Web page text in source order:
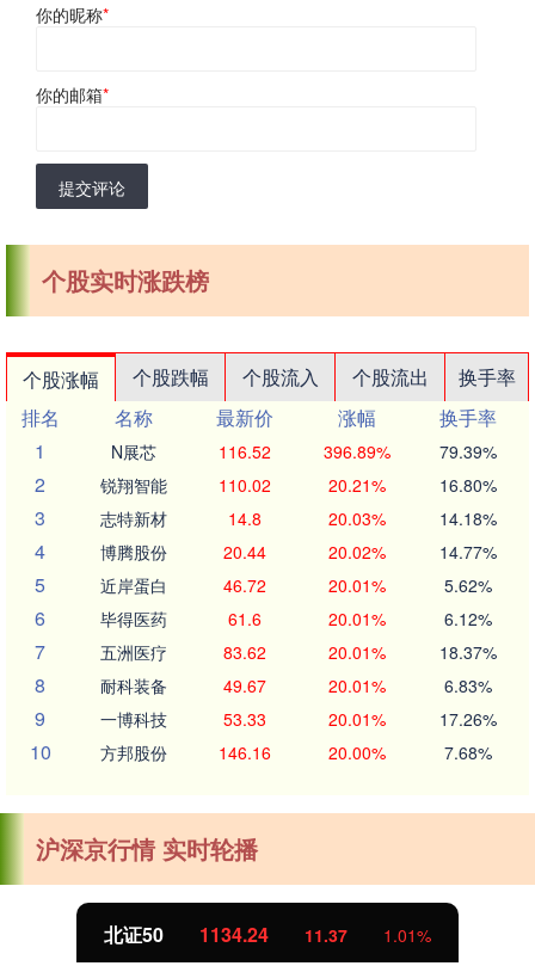
你的昵称*
你的邮箱*
提交评论
个股实时涨跌榜
个股涨幅 个股跌幅 个股流入 个股流出
换手率
排名
名称 最新价 涨幅
换手率
1
N展芯 116.52 396.89% 79.39%
2 锐翔智能 110.02 20.21% 16.80%
3 志特新材 14.8 20.03% 14.18%
4 博腾股份 20.44 20.02% 14.77%
5 近岸蛋白 46.72 20.01% 5.62%
6 毕得医药 61.6 20.01% 6.12%
7 五洲医疗 83.62 20.01% 18.37%
8 耐科装备 49.67 20.01% 6.83%
9 一博科技 53.33 20.01% 17.26%
10 方邦股份 146.16 20.00% 7.68%
沪深京行情 实时轮播
北证50 1134.24 11.37 1.01%